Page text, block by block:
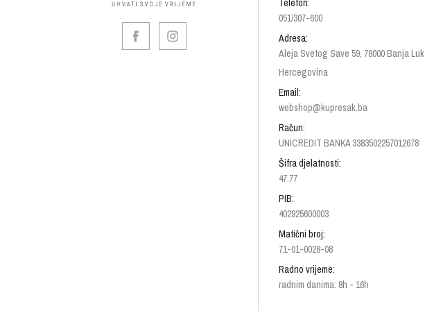
Telefon:
051/307-600
Adresa:
Aleja Svetog Save 59, 78000 Banja
Hercegovina
Email:
webshop@kupresak.ba
Račun:
UNICREDIT BANKA 3383502257012678
Šifra djelatnosti:
47.77
PIB:
402925600003
Matični broj:
71-01-0028-08
Radno vrijeme:
radnim danima: 8h - 16h